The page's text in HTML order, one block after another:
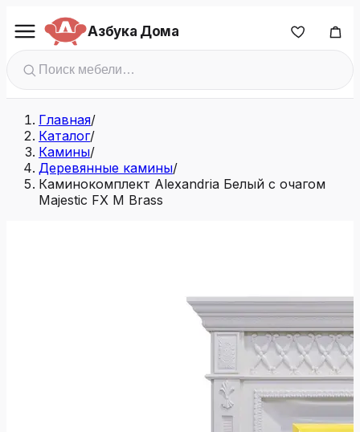
Азбука Дома
Главная/
Каталог/
Камины/
Деревянные камины/
Каминокомплект Alexandria Белый с очагом
Majestic FX M Brass